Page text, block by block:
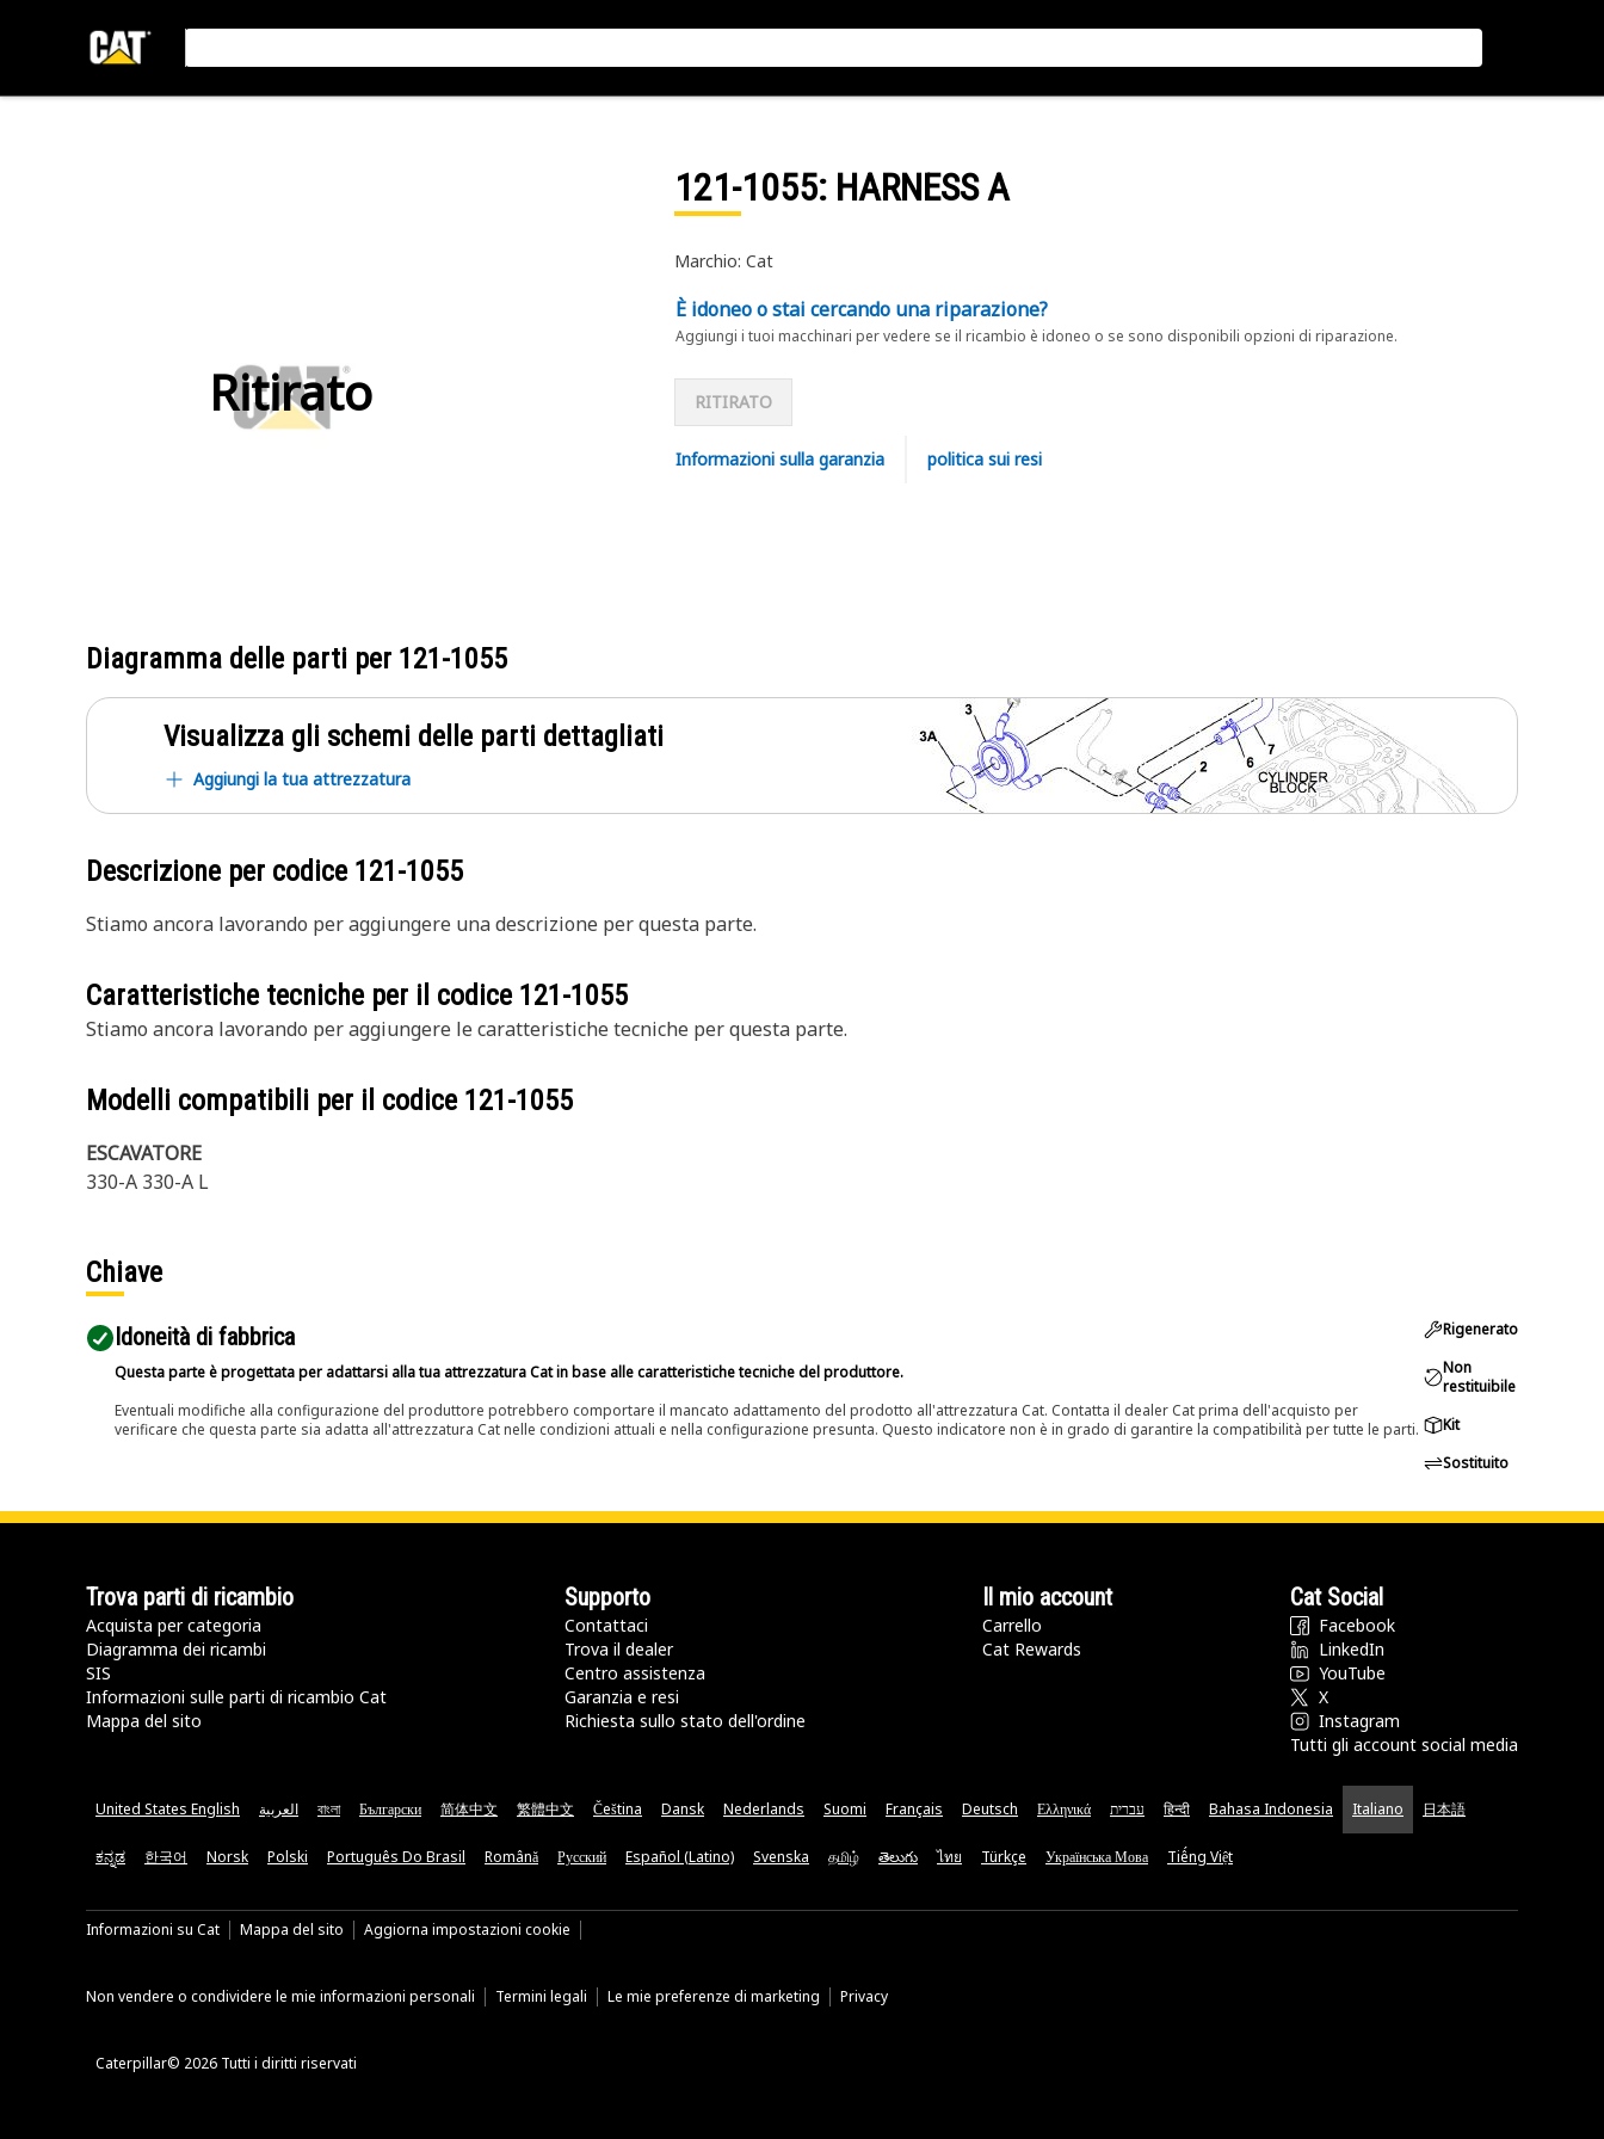
Ritirato
121-1055: HARNESS A
Marchio: Cat
È idoneo o stai cercando una riparazione?
Aggiungi i tuoi macchinari per vedere se il ricambio è idoneo o se sono disponibili opzioni di riparazione.
RITIRATO
Informazioni sulla garanzia politica sui resi
Diagramma delle parti per 121-1055
Visualizza gli schemi delle parti dettagliati
Aggiungi la tua attrezzatura
Descrizione per codice 121-1055
Stiamo ancora lavorando per aggiungere una descrizione per questa parte.
Caratteristiche tecniche per il codice 121-1055
Stiamo ancora lavorando per aggiungere le caratteristiche tecniche per questa parte.
Modelli compatibili per il codice 121-1055
ESCAVATORE
330-A 330-A L
Chiave
Idoneità di fabbrica
Questa parte è progettata per adattarsi alla tua attrezzatura Cat in base alle caratteristiche tecniche del produttore.
Eventuali modifiche alla configurazione del produttore potrebbero comportare il mancato adattamento del prodotto all'attrezzatura Cat. Contatta il dealer Cat prima dell'acquisto per
verificare che questa parte sia adatta all'attrezzatura Cat nelle condizioni attuali e nella configurazione presunta. Questo indicatore non è in grado di garantire la compatibilità per tutte le parti.
Rigenerato
Non
restituibile
Kit
Sostituito
Trova parti di ricambio
Acquista per categoria
Diagramma dei ricambi
SIS
Informazioni sulle parti di ricambio Cat
Mappa del sito
Supporto
Contattaci
Trova il dealer
Centro assistenza
Garanzia e resi
Richiesta sullo stato dell'ordine
Il mio account
Carrello
Cat Rewards
Cat Social
Facebook
LinkedIn
YouTube
X
Instagram
Tutti gli account social media
United States English العربية বাংলা Български 简体中文 繁體中文 Čeština Dansk Nederlands Suomi Français Deutsch Ελληνικά עברית हिन्दी Bahasa Indonesia Italiano 日本語
ಕನ್ನಡ 한국어 Norsk Polski Português Do Brasil Română Русский Español (Latino) Svenska தமிழ் తెలుగు ไทย Türkçe Українська Мова Tiếng Việt
Informazioni su Cat Mappa del sito Aggiorna impostazioni cookie
Non vendere o condividere le mie informazioni personali Termini legali Le mie preferenze di marketing Privacy
Caterpillar© 2026 Tutti i diritti riservati